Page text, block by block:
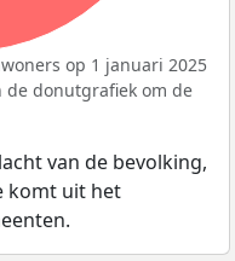
op 1 januari 2025
de donutgrafiek om de
van de bevolking,
komt uit het